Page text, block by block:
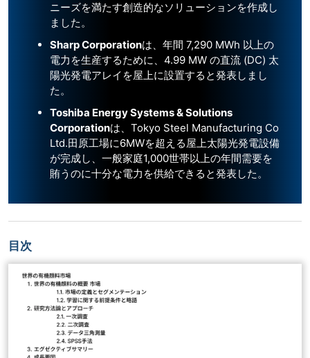
ニーズを満たす創造的なソリューションを作成し
ました。
Sharp Corporationは、年間 7,290 MWh 以上の
電力を生産するために、4.99 MW の直流 (DC) 太
陽光発電アレイを屋上に設置すると発表しまし
た。
Toshiba Energy Systems & Solutions
Corporationは、Tokyo Steel Manufacturing Co
Ltd.田原工場に6MWを超える屋上太陽光発電設備
が完成し、一般家庭1,000世帯以上の年間需要を
賄うのに十分な電力を供給できると発表した。
目次